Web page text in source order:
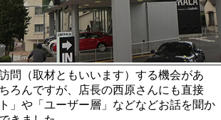
問（取材ともいいます）する機会があ
ろんですが、店長の西原さんにも直接
」や「ユーザー層」などなどお話を聞か